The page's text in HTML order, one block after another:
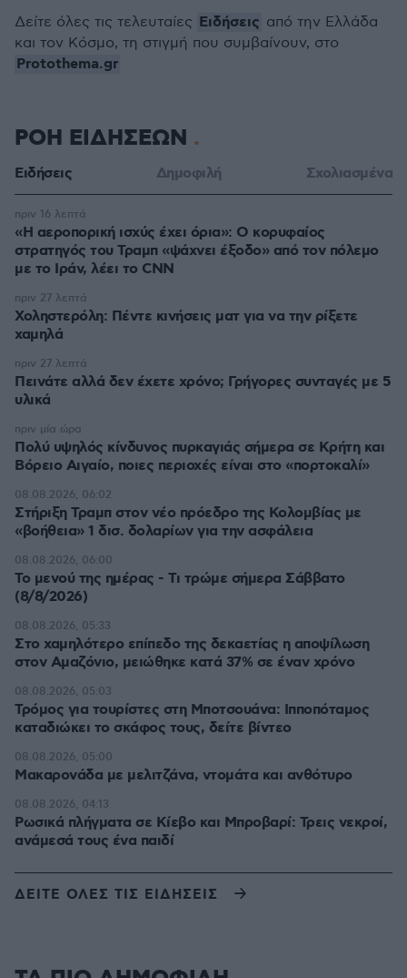
Δείτε όλες τις τελευταίες Ειδήσεις από την Ελλάδα
και τον Κόσμο, τη στιγμή που συμβαίνουν, στο
Protothema.gr
ΡΟΗ ΕΙΔΗΣΕΩΝ
Ειδήσεις Δημοφιλή Σχολιασμένα
«Η αεροπορική ισχύς έχει όρια»: Ο κορυφαίος
στρατηγός του Τραμπ «ψάχνει έξοδο» από τον πόλεμο
με το Ιράν, λέει το CNN
πριν 16 λεπτά
Χοληστερόλη: Πέντε κινήσεις ματ για να την ρίξετε
χαμηλά
πριν 27 λεπτά
Πεινάτε αλλά δεν έχετε χρόνο; Γρήγορες συνταγές με 5
υλικά
πριν 27 λεπτά
Πολύ υψηλός κίνδυνος πυρκαγιάς σήμερα σε Κρήτη και
Βόρειο Αιγαίο, ποιες περιοχές είναι στο «πορτοκαλί»
πριν μία ώρα
Στήριξη Τραμπ στον νέο πρόεδρο της Κολομβίας με
«βοήθεια» 1 δισ. δολαρίων για την ασφάλεια
08.08.2026, 06:02
Το μενού της ημέρας - Τι τρώμε σήμερα Σάββατο
(8/8/2026)
08.08.2026, 06:00
Στο χαμηλότερο επίπεδο της δεκαετίας η αποψίλωση
στον Αμαζόνιο, μειώθηκε κατά 37% σε έναν χρόνο
08.08.2026, 05:33
Τρόμος για τουρίστες στη Μποτσουάνα: Ιπποπόταμος
καταδιώκει το σκάφος τους, δείτε βίντεο
08.08.2026, 05:03
Μακαρονάδα με μελιτζάνα, ντομάτα και ανθότυρο
08.08.2026, 05:00
Ρωσικά πλήγματα σε Κίεβο και Μπροβαρί: Τρεις νεκροί,
ανάμεσά τους ένα παιδί
08.08.2026, 04:13
ΔΕΙΤΕ ΟΛΕΣ ΤΙΣ ΕΙΔΗΣΕΙΣ